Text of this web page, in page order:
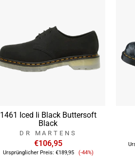
1461 Iced Ii Black Buttersoft
Black
DR MARTENS
€106,95
Ursprünglicher Preis: €189,95 Verkaufspreis
(-44%)